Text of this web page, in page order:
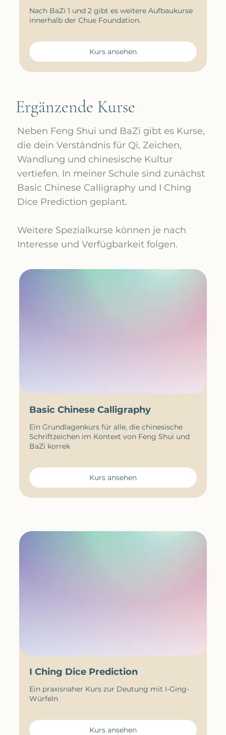
Nach BaZi 1 und 2 gibt es weitere Aufbaukurse
innerhalb der Chue Foundation.
Kurs ansehen
Ergänzende Kurse
Neben Feng Shui und BaZi gibt es Kurse,
die dein Verständnis für Qi, Zeichen,
Wandlung und chinesische Kultur
vertiefen. In meiner Schule sind zunächst
Basic Chinese Calligraphy und I Ching
Dice Prediction geplant.
Weitere Spezialkurse können je nach
Interesse und Verfügbarkeit folgen.
Basic Chinese Calligraphy
Ein Grundlagenkurs für alle, die chinesische
Schriftzeichen im Kontext von Feng Shui und
BaZi korrek
Kurs ansehen
I Ching Dice Prediction
Ein praxisnaher Kurs zur Deutung mit I-Ging-
Würfeln
Kurs ansehen